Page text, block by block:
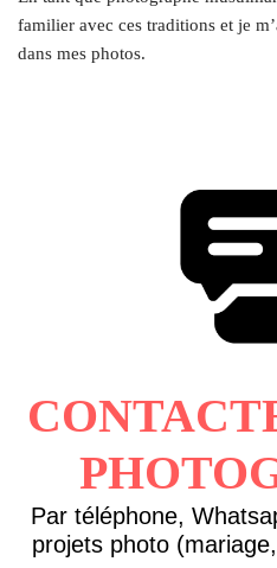
familier avec ces traditions et je
dans mes photos.
Par téléphone,
projets photo